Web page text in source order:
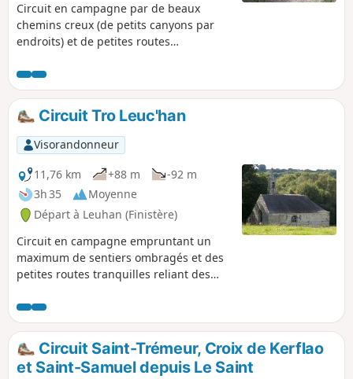
Circuit en campagne par de beaux
chemins creux (de petits canyons par
endroits) et de petites routes
Noires et la campagne où domine
l'élevage de bovins. Parcours impossible
en hiver (voir infos pratiques).
Circuit Tro Leuc'han
Visorandonneur
11,76 km
+88 m
-92 m
3h 35
Moyenne
Départ à Leuhan (Finistère)
Circuit en campagne empruntant un
maximum de sentiers ombragés et des
petites routes tranquilles reliant des
Dame-de-Bonne-Nouvelle au lieu-dit
Penvern.
Circuit Saint-Trémeur, Croix de Kerflao
et Saint-Samuel depuis Le Saint